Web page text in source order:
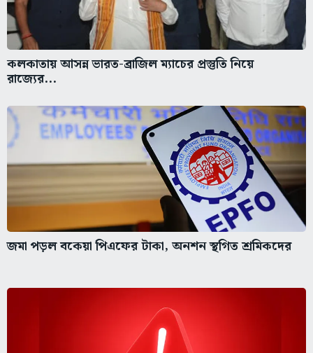
কলকাতায় আসন্ন ভারত-ব্রাজিল ম্যাচের প্রস্তুতি নিয়ে
রাজ্যের...
জমা পড়ল বকেয়া পিএফের টাকা, অনশন স্থগিত শ্রমিকদের